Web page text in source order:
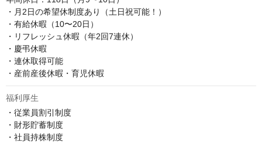
・月2日の希望休制度あり（土日祝可能！）
・有給休暇（10〜20日）
・リフレッシュ休暇（年2回7連休）
・慶弔休暇
・連休取得可能
・産前産後休暇・育児休暇
福利厚生
・従業員割引制度
・財形貯蓄制度
・社員持株制度